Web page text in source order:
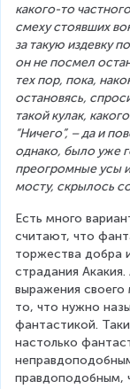
какого-то
смеху стоявших
за такую издевку
он не посмел
тех пор, пока,
остановясь,
такой кулак,
“Ничего”, – да и
однако, было уже
преогромные усы
мосту, скрылось
Есть много
считают, что
торжества добра
страдания Акакия.
выражения
то, что нужно
фантастикой.
настолько
правдоподобным,